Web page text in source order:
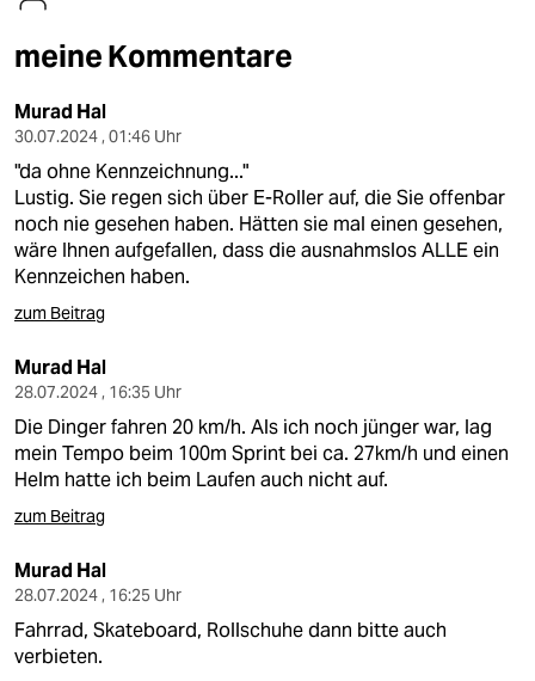
kultur
sport
berlin
nord
wahrheit
verlag
veranstaltungen
shop
fragen & hilfe
unterstützen
abo
meine Kommentare
Murad Hal
30.07.2024 , 01:46 Uhr
"da ohne Kennzeichnung..."
Lustig. Sie regen sich über E-Roller auf, die Sie offenbar
noch nie gesehen haben. Hätten sie mal einen gesehen,
wäre Ihnen aufgefallen, dass die ausnahmslos ALLE ein
Kennzeichen haben.
zum Beitrag
Murad Hal
28.07.2024 , 16:35 Uhr
Die Dinger fahren 20 km/h. Als ich noch jünger war, lag
mein Tempo beim 100m Sprint bei ca. 27km/h und einen
Helm hatte ich beim Laufen auch nicht auf.
zum Beitrag
Murad Hal
28.07.2024 , 16:25 Uhr
Fahrrad, Skateboard, Rollschuhe dann bitte auch
verbieten.